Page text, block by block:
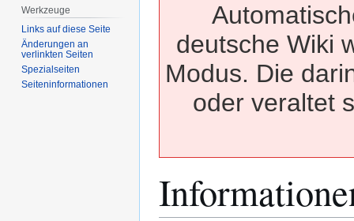
deutsche Wiki
Modus. Die
oder veraltet
Werkzeuge
Links auf diese Seite
Änderungen an
verlinkten Seiten
Spezialseiten
Seiten­­informationen